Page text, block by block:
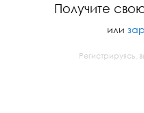
Получите
или
Регистрируясь,